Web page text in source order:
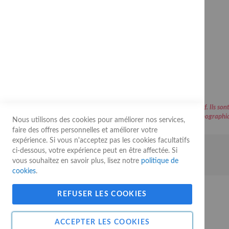
Les prix affichés sur le site sont communiqués à titre indicatif. Ils
d’erreurs
© 2026 Guy Gerard - Tous droits réservés
Nous utilisons des cookies pour améliorer nos services,
faire des offres personnelles et améliorer votre
expérience. Si vous n'acceptez pas les cookies facultatifs
ci-dessous, votre expérience peut en être affectée. Si
vous souhaitez en savoir plus, lisez notre politique de
cookies.
ACCEPTER LES COOKIES
REFUSER LES COOKIES